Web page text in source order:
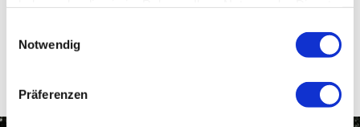
Notwendig
Präferenzen